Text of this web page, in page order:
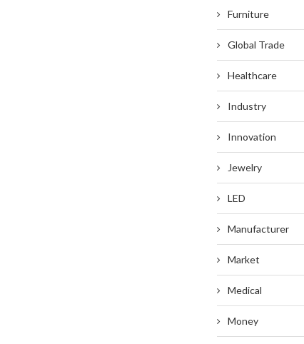
Furniture
Global Trade
Healthcare
Industry
Innovation
Jewelry
LED
Manufacturer
Market
Medical
Money